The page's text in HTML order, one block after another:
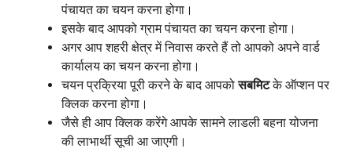
पंचायत का चयन करना होगा।
इसके बाद आपको ग्राम पंचायत का चयन करना होगा।
अगर आप शहरी क्षेत्र में निवास करते हैं तो आपको अपने वार्ड
कार्यालय का चयन करना होगा।
चयन प्रक्रिया पूरी करने के बाद आपकोसबमिटके ऑप्शन पर
क्लिक करना होगा।
जैसे ही आप क्लिक करेंगे आपके सामने लाडली बहना योजना
की लाभार्थी सूची आ जाएगी।